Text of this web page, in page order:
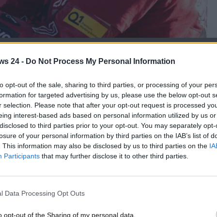
24 - Do Not Process My Personal Information
opt-out of the sale, sharing to third parties, or processing of your
for targeted advertising by us, please use the below opt-out
selection. Please note that after your opt-out request is processed
interest-based ads based on personal information utilized by us
to third parties prior to your opt-out. You may separately
of your personal information by third parties on the IAB’s list of
This information may also be disclosed by us to third parties on the
Participants that may further disclose it to other third parties.
Data Processing Opt Outs
opt-out of the Sharing of my personal data.
da tempo! -www.MotoriNews24.com
aspettavano da tempo: ora, siamo pronti per
Francesco Bagnaiaha mostrato segnali di ripresa
di essere sulla strada giusta per ritrovare la giusta
un nono posto a sei decimi dal leader Maverick Vinales,
piuttosto che sulla pura velocità sul giro.
soluzioni per migliorare il comportamento della sua
per recuperare quel feeling che negli ultimi
recentemente grazie all’adozione di dischi freno
aerodinamico.
guida,”
alcune criticità in altre sezioni dove la moto tende